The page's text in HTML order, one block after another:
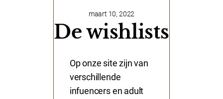
maart 10, 2022
De wishlists
Op onze site zijn van
verschillende
infuencers en adult